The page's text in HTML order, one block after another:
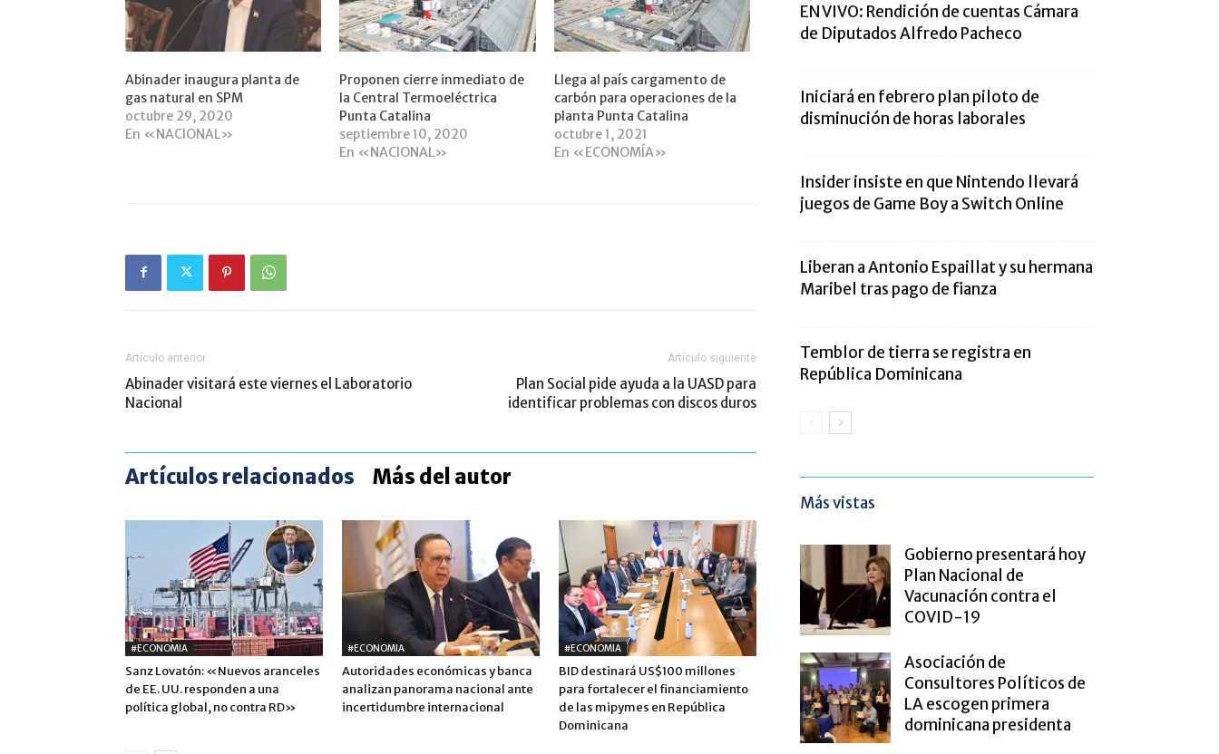
Abinader inaugura planta de
gas natural en SPM
octubre 29, 2020
En «NACIONAL»
Proponen cierre inmediato de
la Central Termoeléctrica
Punta Catalina
septiembre 10, 2020
En «NACIONAL»
Llega al país cargamento de
carbón para operaciones de la
planta Punta Catalina
octubre 1, 2021
En «ECONOMÍA»
Artículo anterior
Abinader visitará este viernes el Laboratorio
Nacional
Artículo siguiente
Plan Social pide ayuda a la UASD para
identificar problemas con discos duros
Artículos relacionados Más del autor
#ECONOMIA
Sanz Lovatón: «Nuevos aranceles
de EE. UU. responden a una
política global, no contra RD»
#ECONOMIA
Autoridades económicas y banca
analizan panorama nacional ante
incertidumbre internacional
#ECONOMIA
BID destinará US$100 millones
para fortalecer el financiamiento
de las mipymes en República
Dominicana
EN VIVO: Rendición de cuentas Cámara
de Diputados Alfredo Pacheco
Iniciará en febrero plan piloto de
disminución de horas laborales
Insider insiste en que Nintendo llevará
juegos de Game Boy a Switch Online
Liberan a Antonio Espaillat y su hermana
Maribel tras pago de fianza
Temblor de tierra se registra en
República Dominicana
Más vistas
Gobierno presentará hoy
Plan Nacional de
Vacunación contra el
COVID-19
Asociación de
Consultores Políticos de
LA escogen primera
dominicana presidenta